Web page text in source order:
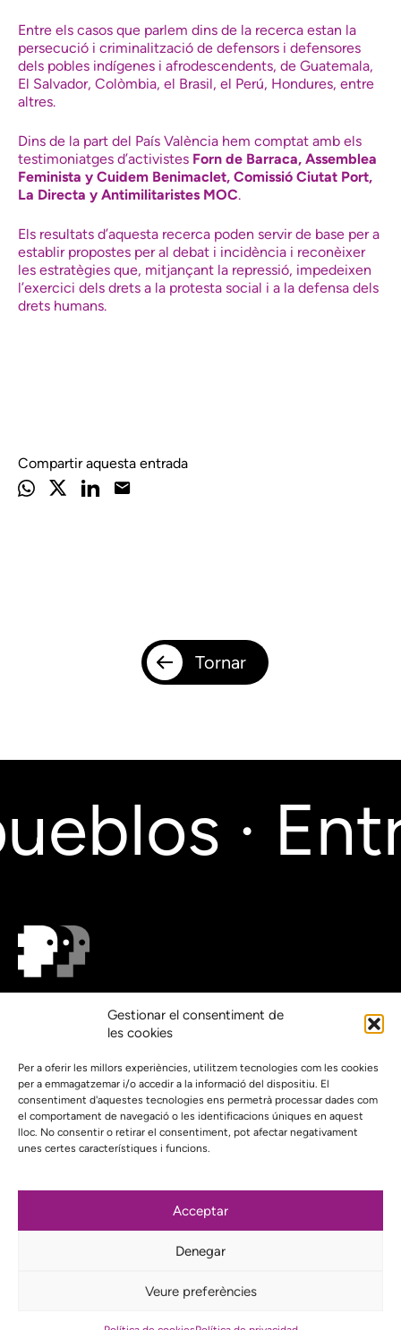
Gestionar el consentiment de
les cookies
Per a oferir les millors experiències, utilitzem tecnologies com les cookies
per a emmagatzemar i/o accedir a la informació del dispositiu. El
consentiment d'aquestes tecnologies ens permetrà processar dades com
el comportament de navegació o les identificacions úniques en aquest
lloc. No consentir o retirar el consentiment, pot afectar negativament
unes certes característiques i funcions.
Acceptar
Denegar
Veure preferències
Entre els casos que parlem dins de la recerca estan la
persecució i criminalització de defensors i defensores
dels pobles indígenes i afrodescendents, de Guatemala,
El Salvador, Colòmbia, el Brasil, el Perú, Hondures, entre
altres.
Dins de la part del País València hem comptat amb els
testimoniatges d’activistes Forn de Barraca, Assemblea
Feminista y Cuidem Benimaclet, Comissió Ciutat Port,
La Directa y Antimilitaristes MOC.
Els resultats d’aquesta recerca poden servir de base per a
establir propostes per al debat i incidència i reconèixer
les estratègies que, mitjançant la repressió, impedeixen
l’exercici dels drets a la protesta social i a la defensa dels
drets humans.
Compartir aquesta entrada
Tornar
·
Subscriu-te al nostre butlletí
Mastodon
YouTube
Telegram
Política de privacidad
Proyecto web financiado por: